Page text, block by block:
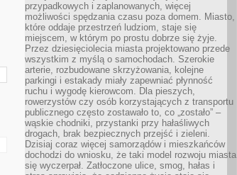
przypadkowych i zaplanowanych, więcej
możliwości spędzania czasu poza domem. Miasto,
które oddaje przestrzeń ludziom, staje się
miejscem, w którym po prostu dobrze się żyje.
Przez dziesięciolecia miasta projektowano przede
wszystkim z myślą o samochodach. Szerokie
arterie, rozbudowane skrzyżowania, kolejne
parkingi i estakady miały zapewniać płynność
ruchu i wygodę kierowcom. Dla pieszych,
rowerzystów czy osób korzystających z transportu
publicznego często zostawało to, co „zostało” –
wąskie chodniki, przystanki przy hałaśliwych
drogach, brak bezpiecznych przejść i zieleni.
Dzisiaj coraz więcej samorządów i mieszkańców
dochodzi do wniosku, że taki model rozwoju miasta
się wyczerpał. Zatłoczone ulice, smog, hałas i